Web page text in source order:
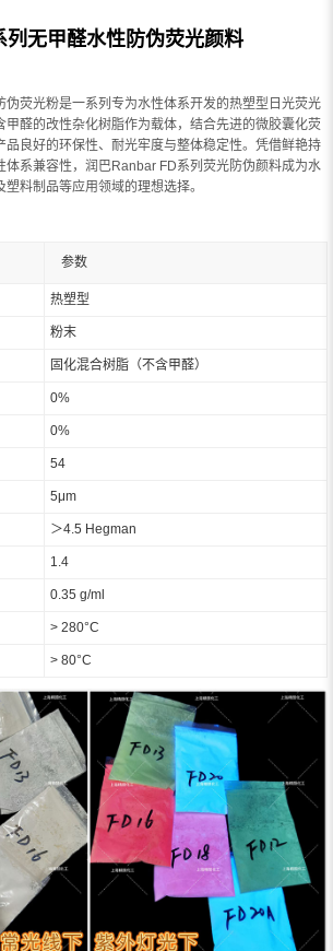
无甲醛水性防伪荧光颜料
荧光粉是一系列专为水性体系开发的热塑型日光荧光
甲醛的改性杂化树脂作为载体，结合先进的微胶囊化荧
品良好的环保性、耐光牢度与整体稳定性。凭借鲜艳持
体系兼容性，润巴Ranbar FD系列荧光防伪颜料成为水
料制品等应用领域的理想选择。
参数
热塑型
粉末
固化混合树脂（不含甲醛）
0%
0%
54
5μm
＞4.5 Hegman
1.4
0.35 g/ml
> 280°C
> 80°C